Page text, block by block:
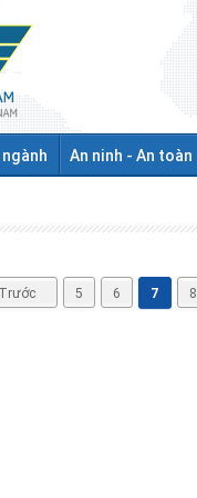
An ninh - An toàn
Trước 5 6 7 8